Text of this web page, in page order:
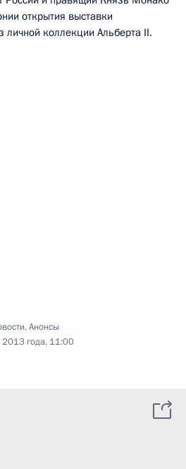
открытия выставки
личной коллекции Альберта II.
,Анонсы
2013 года, 11:00